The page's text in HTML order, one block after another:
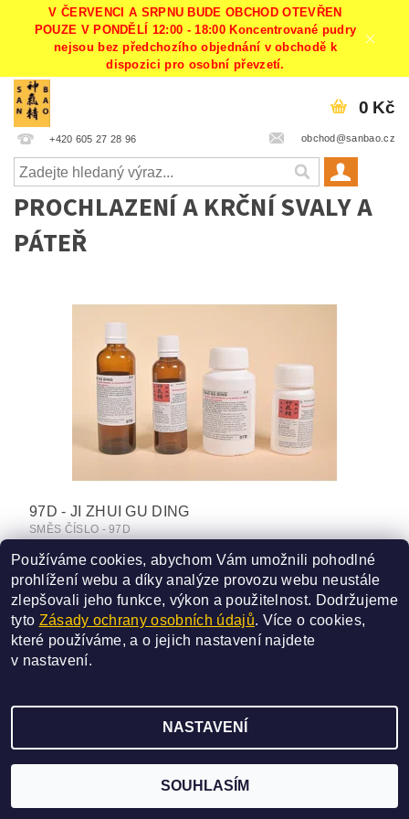
V ČERVENCI A SRPNU BUDE OBCHOD OTEVŘEN
POUZE V PONDĚLÍ 12:00 - 18:00 Koncentrované pudry
nejsou bez předchozího objednání v obchodě k
dispozici pro osobní převzetí.
+420 605 27 28 96 obchod@sanbao.cz
0 Kč
PROCHLAZENÍ A KRČNÍ SVALY A
PÁTEŘ
97D - JI ZHUI GU DING
SMĚS ČÍSLO - 97D
od 227 Kč
DETAIL
Vytvořil Shoptet
Používáme cookies, abychom Vám umožnili pohodlné
prohlížení webu a díky analýze provozu webu neustále
zlepšovali jeho funkce, výkon a použitelnost. Dodržujeme
tyto Zásady ochrany osobních údajů. Více o cookies,
které používáme, a o jejich nastavení najdete
v nastavení.
NASTAVENÍ
SOUHLASÍM